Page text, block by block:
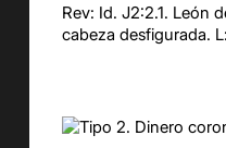
Rev: Id. J2:2.1. León
cabeza desfigurada.